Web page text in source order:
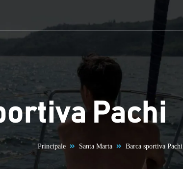
Pachi
Principale Santa Marta Barca sportiva Pachi